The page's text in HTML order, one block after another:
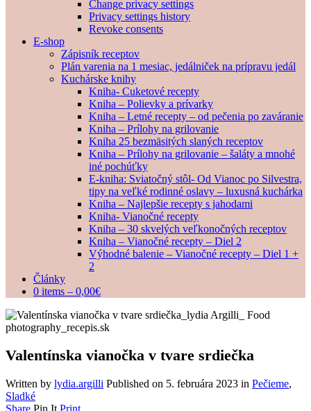
Change privacy settings
Privacy settings history
Revoke consents
E-shop
Zápisník receptov
Plán varenia na 1 mesiac, jedálniček na prípravu jedál
Kuchárske knihy
Kniha- Cuketové recepty
Kniha – Polievky a prívarky
Kniha – Letné recepty – od pečenia po zaváranie
Kniha – Prílohy na grilovanie
Kniha 25 bezmäsitých slaných receptov
Kniha – Prílohy na grilovanie – šaláty a mnohé
iné pochúťky
E-kniha: Sviatočný stôl- Od Vianoc po Silvestra,
tipy na veľké rodinné oslavy – luxusná kuchárka
Kniha – Najlepšie recepty s jahodami
Kniha- Vianočné recepty
Kniha – 30 skvelých veľkonočných receptov
Kniha – Vianočné recepty – Diel 2
Výhodné balenie – Vianočné recepty – Diel 1 +
2
Články
0 items – 0,00€
Valentínska vianočka v tvare srdiečka
Written by lydia.argilli Published on 5. februára 2023 in Pečieme,
Sladké
Share Pin It Print